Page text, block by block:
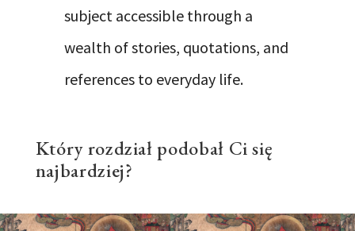
subject accessible through a
wealth of stories, quotations, and
references to everyday life.
Który rozdział podobał Ci się
najbardziej?